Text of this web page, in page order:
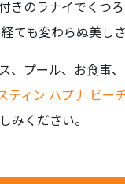
きのラナイでくつ
ても変わらぬ美し
、プール、お食事
ティン ハプナ ビー
みください。